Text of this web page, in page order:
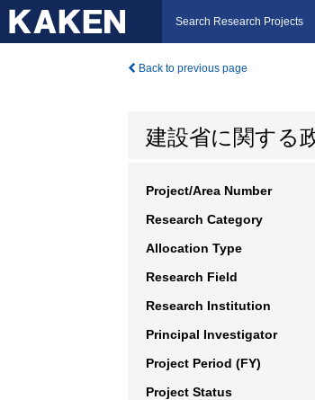
Search Research Projects
Back to previous page
建設省に関する
Project/Area Number
Research Category
Allocation Type
Research Field
Research Institution
Principal Investigator
Project Period (FY)
Project Status